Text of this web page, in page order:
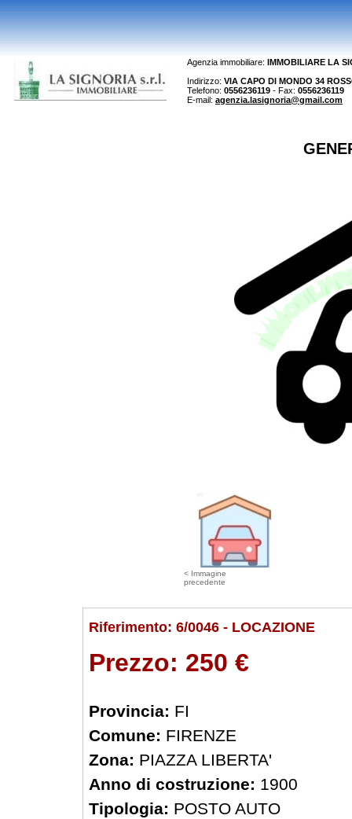
Agenzia immobiliare: IMMOBILIARE LA
Indirizzo: VIA CAPO DI MONDO 34
Telefono: 0556236119 - Fax: 0556236119
E-mail: agenzia.lasignoria@gmail.com
< Immagine
precedente
Riferimento: 6/0046 - LOCAZIONE
Prezzo: 250 €
Provincia: FI
Comune: FIRENZE
Zona: PIAZZA LIBERTA'
Anno di costruzione: 1900
Tipologia: POSTO AUTO